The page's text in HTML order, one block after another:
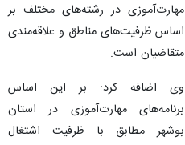
مهارت‌آموزی در رشته‌های مختلف بر
اساس ظرفیت‌های مناطق و علاقه‌مندی
متقاضیان است.
وی اضافه کرد: بر این اساس
برنامه‌های مهارت‌آموزی در استان
بوشهر مطابق با ظرفیت اشتغال